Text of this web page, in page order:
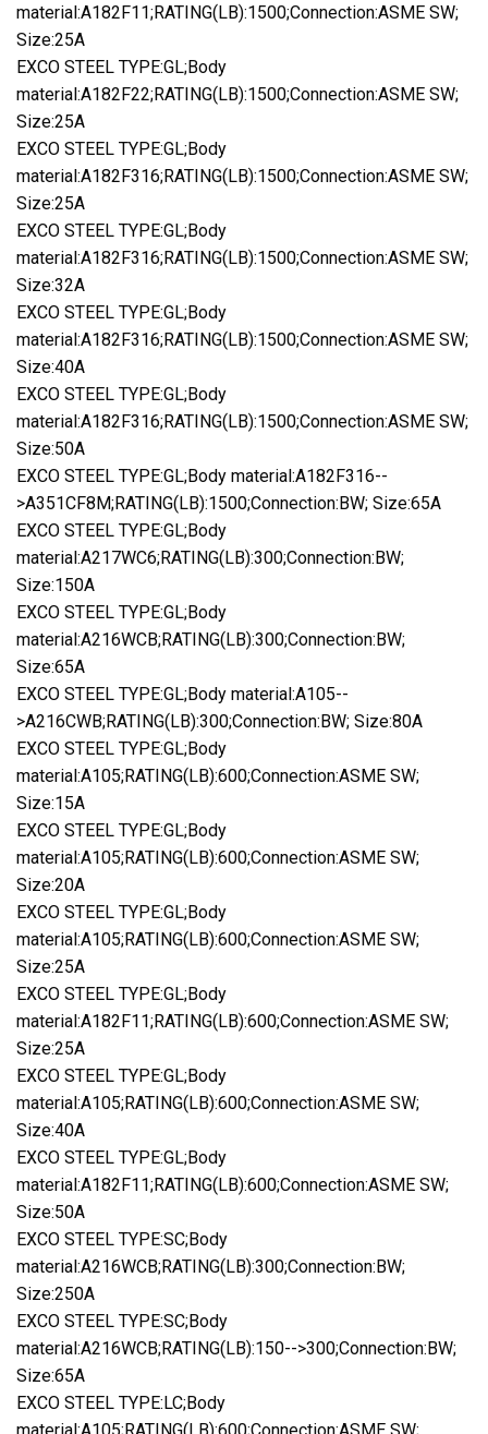
material:A182F11;RATING(LB):1500;Connection:ASME SW;
Size:25A
EXCO STEEL TYPE:GL;Body
material:A182F22;RATING(LB):1500;Connection:ASME SW;
Size:25A
EXCO STEEL TYPE:GL;Body
material:A182F316;RATING(LB):1500;Connection:ASME SW;
Size:25A
EXCO STEEL TYPE:GL;Body
material:A182F316;RATING(LB):1500;Connection:ASME SW;
Size:32A
EXCO STEEL TYPE:GL;Body
material:A182F316;RATING(LB):1500;Connection:ASME SW;
Size:40A
EXCO STEEL TYPE:GL;Body
material:A182F316;RATING(LB):1500;Connection:ASME SW;
Size:50A
EXCO STEEL TYPE:GL;Body material:A182F316--
>A351CF8M;RATING(LB):1500;Connection:BW; Size:65A
EXCO STEEL TYPE:GL;Body
material:A217WC6;RATING(LB):300;Connection:BW;
Size:150A
EXCO STEEL TYPE:GL;Body
material:A216WCB;RATING(LB):300;Connection:BW;
Size:65A
EXCO STEEL TYPE:GL;Body material:A105--
>A216CWB;RATING(LB):300;Connection:BW; Size:80A
EXCO STEEL TYPE:GL;Body
material:A105;RATING(LB):600;Connection:ASME SW;
Size:15A
EXCO STEEL TYPE:GL;Body
material:A105;RATING(LB):600;Connection:ASME SW;
Size:20A
EXCO STEEL TYPE:GL;Body
material:A105;RATING(LB):600;Connection:ASME SW;
Size:25A
EXCO STEEL TYPE:GL;Body
material:A182F11;RATING(LB):600;Connection:ASME SW;
Size:25A
EXCO STEEL TYPE:GL;Body
material:A105;RATING(LB):600;Connection:ASME SW;
Size:40A
EXCO STEEL TYPE:GL;Body
material:A182F11;RATING(LB):600;Connection:ASME SW;
Size:50A
EXCO STEEL TYPE:SC;Body
material:A216WCB;RATING(LB):300;Connection:BW;
Size:250A
EXCO STEEL TYPE:SC;Body
material:A216WCB;RATING(LB):150-->300;Connection:BW;
Size:65A
EXCO STEEL TYPE:LC;Body